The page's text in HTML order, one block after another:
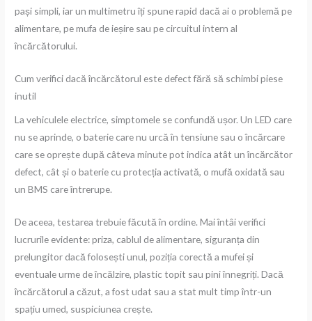
pași simpli, iar un multimetru îți spune rapid dacă ai o problemă pe
alimentare, pe mufa de ieșire sau pe circuitul intern al
încărcătorului.
Cum verifici dacă încărcătorul este defect fără să schimbi piese
inutil
La vehiculele electrice, simptomele se confundă ușor. Un LED care
nu se aprinde, o baterie care nu urcă în tensiune sau o încărcare
care se oprește după câteva minute pot indica atât un încărcător
defect, cât și o baterie cu protecția activată, o mufă oxidată sau
un BMS care întrerupe.
De aceea, testarea trebuie făcută în ordine. Mai întâi verifici
lucrurile evidente: priza, cablul de alimentare, siguranța din
prelungitor dacă folosești unul, poziția corectă a mufei și
eventuale urme de încălzire, plastic topit sau pini înnegriți. Dacă
încărcătorul a căzut, a fost udat sau a stat mult timp într-un
spațiu umed, suspiciunea crește.